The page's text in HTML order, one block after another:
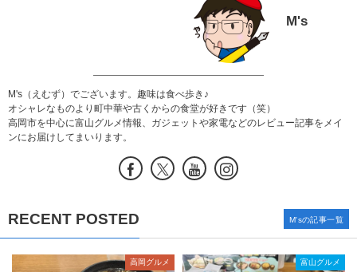
M's
M's（えむず）でございます。趣味は食べ歩き♪
オシャレなものより町中華や古くからの食堂が好きです（笑）
高岡市を中心に富山グルメ情報、ガジェットや家電などのレビュー記事をメイ
ンにお届けしてまいります。
RECENT POSTED
高岡グルメ 富山グルメ
M'sの記事一覧